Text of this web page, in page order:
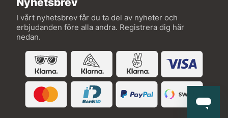
I vårt nyhetsbrev får du ta del av nyheter och
erbjudanden före alla andra. Registrera dig här
nedan.